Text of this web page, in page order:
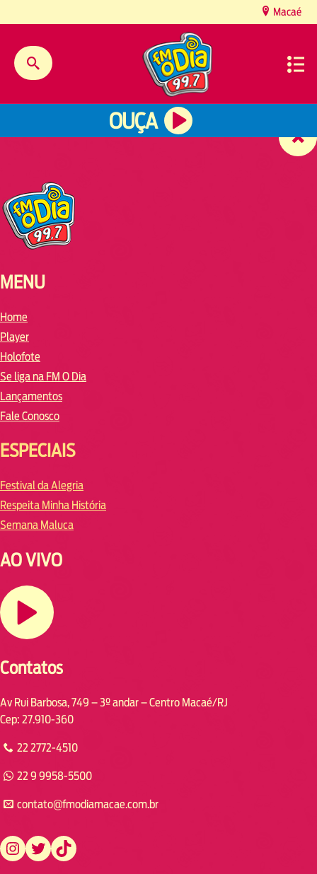
Macaé
OUÇA
MENU
Home
Player
Holofote
Se liga na FM O Dia
Lançamentos
Fale Conosco
ESPECIAIS
Festival da Alegria
Respeita Minha História
Semana Maluca
AO VIVO
Contatos
Av Rui Barbosa, 749 – 3º andar – Centro Macaé/RJ
Cep: 27.910-360
22 2772-4510
22 9 9958-5500
contato@fmodiamacae.com.br
https://www.instagram.com/fmodia.macae/ https://twitter.com/fmodia.macae/ https://www.tiktok.com/@fmodia.macae